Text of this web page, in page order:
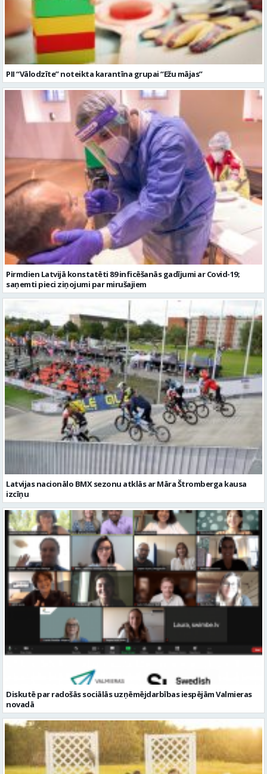
PII “Vālodzīte” noteikta karantīna grupai “Ežu mājas”
Pirmdien Latvijā konstatēti 89 inficēšanās gadījumi ar Covid-19;
saņemti pieci ziņojumi par mirušajiem
Latvijas nacionālo BMX sezonu atklās ar Māra Štromberga kausa
izcīņu
Diskutē par radošās sociālās uzņēmējdarbības iespējām Valmieras
novadā